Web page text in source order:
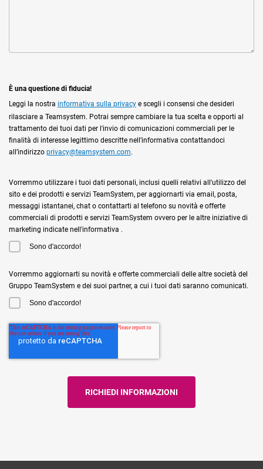
È una questione di fiducia!
Leggi la nostra informativa sulla privacy e scegli i consensi che desideri
rilasciare a Teamsystem. Potrai sempre cambiare la tua scelta e opporti al
trattamento dei tuoi dati per l'invio di comunicazioni commerciali per le
finalità di interesse legittimo descritte nell’informativa contattandoci
all’indirizzo privacy@teamsystem.com.
Vorremmo utilizzare i tuoi dati personali, inclusi quelli relativi all'utilizzo del
sito e dei prodotti e servizi TeamSystem, per aggiornarti via email, posta,
messaggi istantanei, chat o contattarti al telefono su novità e offerte
commerciali di prodotti e servizi TeamSystem ovvero per le altre iniziative di
marketing indicate nell'informativa .
Sono d'accordo!
Vorremmo aggiornarti su novità e offerte commerciali delle altre società del
Gruppo TeamSystem e dei suoi partner, a cui i tuoi dati saranno comunicati.
Sono d'accordo!